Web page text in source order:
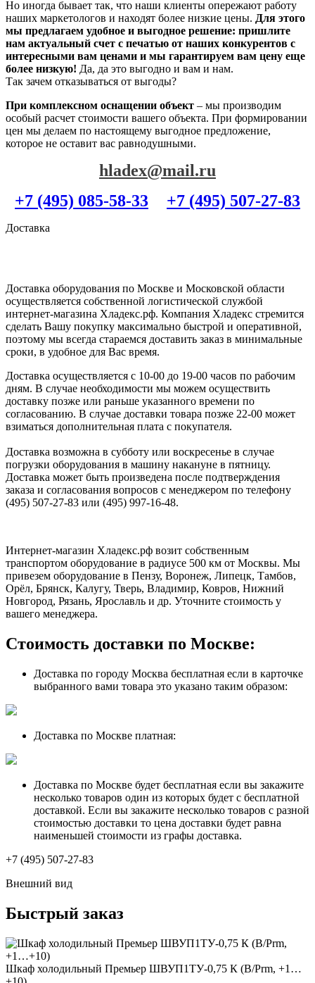
Но иногда бывает так, что наши клиенты опережают работу
наших маркетологов и находят более низкие цены. Для этого
мы предлагаем удобное и выгодное решение: пришлите
нам актуальный счет с печатью от наших конкурентов с
интересными вам ценами и мы гарантируем вам цену еще
более низкую! Да, да это выгодно и вам и нам.
Так зачем отказываться от выгоды?
При комплексном оснащении объект – мы производим
особый расчет стоимости вашего объекта. При формировании
цен мы делаем по настоящему выгодное предложение,
которое не оставит вас равнодушными.
hladex@mail.ru
+7 (495) 085-58-33
+7 (495) 507-27-83
Доставка
Доставка оборудования по Москве и Московской области
осуществляется собственной логистической службой
интернет-магазина Хладекс.рф. Компания Хладекс стремится
сделать Вашу покупку максимально быстрой и оперативной,
поэтому мы всегда стараемся доставить заказ в минимальные
сроки, в удобное для Вас время.
Доставка осуществляется с 10-00 до 19-00 часов по рабочим
дням. В случае необходимости мы можем осуществить
доставку позже или раньше указанного времени по
согласованию. В случае доставки товара позже 22-00 может
взиматься дополнительная плата с покупателя.
Доставка возможна в субботу или воскресенье в случае
погрузки оборудования в машину накануне в пятницу.
Доставка может быть произведена после подтверждения
заказа и согласования вопросов с менеджером по телефону
(495) 507-27-83 или (495) 997-16-48.
Интернет-магазин Хладекс.рф возит собственным
транспортом оборудование в радиусе 500 км от Москвы. Мы
привезем оборудование в Пензу, Воронеж, Липецк, Тамбов,
Орёл, Брянск, Калугу, Тверь, Владимир, Ковров, Нижний
Новгород, Рязань, Ярославль и др. Уточните стоимость у
вашего менеджера.
Стоимость доставки по Москве:
Доставка по городу Москва бесплатная если в карточке
выбранного вами товара это указано таким образом:
Доставка по Москве платная:
Доставка по Москве будет бесплатная если вы закажите
несколько товаров один из которых будет с бесплатной
доставкой. Если вы закажите несколько товаров с разной
стоимостью доставки то цена доставки будет равна
наименьшей стоимости из графы доставка.
+7 (495) 507-27-83
Внешний вид
Быстрый заказ
Шкаф холодильный Премьер ШВУП1ТУ-0,75 К (В/Prm, +1…